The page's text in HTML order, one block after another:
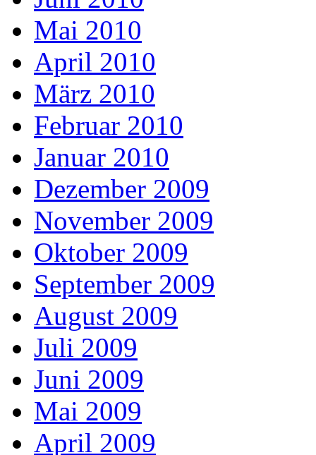
Mai 2010
April 2010
März 2010
Februar 2010
Januar 2010
Dezember 2009
November 2009
Oktober 2009
September 2009
August 2009
Juli 2009
Juni 2009
Mai 2009
April 2009